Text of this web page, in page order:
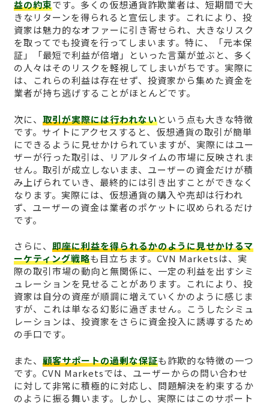
益の約束です。多くの仮想通貨詐欺業者は、短期間で大
きなリターンを得られると宣伝します。これにより、投
資家は魅力的なオファーに引き寄せられ、大きなリスク
を取ってでも投資を行ってしまいます。特に、「元本保
証」「最短で利益が倍増」といった言葉が並ぶと、多く
の人々はそのリスクを軽視してしまいがちです。実際に
は、これらの利益は存在せず、投資家から集めた資金を
業者が持ち逃げすることがほとんどです。
次に、 取引が実際には行われないという点も大きな特徴
です。サイトにアクセスすると、仮想通貨の取引が簡単
にできるように見せかけられていますが、実際にはユー
ザーが行った取引は、リアルタイムの市場に反映されま
せん。取引が成立しないまま、ユーザーの資金だけが積
み上げられていき、最終的には引き出すことができなく
なります。実際には、仮想通貨の購入や売却は行われ
ず、ユーザーの資金は業者のポケットに収められるだけ
です。
さらに、 即座に利益を得られるかのように見せかけるマ
ーケティング戦略も目立ちます。CVN Marketsは、実
際の取引市場の動向と無関係に、一定の利益を出すシミ
ュレーションを見せることがあります。これにより、投
資家は自分の資産が順調に増えていくかのように感じま
すが、これは単なる幻影に過ぎません。こうしたシミュ
レーションは、投資家をさらに資金投入に誘導するため
の手口です。
また、 顧客サポートの過剰な保証も詐欺的な特徴の一つ
です。CVN Marketsでは、ユーザーからの問い合わせ
に対して非常に積極的に対応し、問題解決を約束するか
のように振る舞います。しかし、実際にはこのサポート